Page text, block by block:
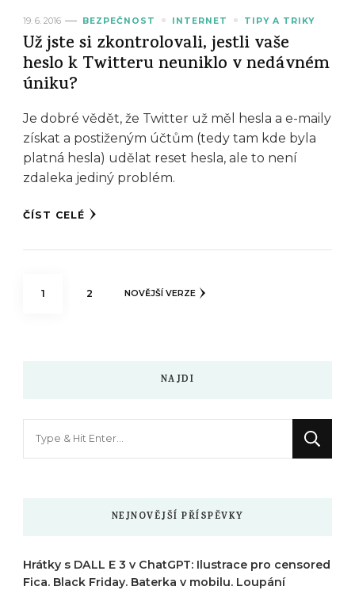
19. 6. 2016 BEZPEČNOST INTERNET TIPY A TRIKY
Už jste si zkontrolovali, jestli vaše
heslo k Twitteru neuniklo v nedávném
úniku?
Je dobré vědět, že Twitter už měl hesla a e-maily
získat a postiženým účtům (tedy tam kde byla
platná hesla) udělat reset hesla, ale to není
zdaleka jediný problém.
ČÍST CELÉ
Stránkování
STRÁNKA
1 STRÁNKA
2 NOVĚJŠÍ VERZE
NAJDI
NEJNOVĚJŠÍ PŘÍSPĚVKY
Hrátky s DALL E 3 v ChatGPT: Ilustrace pro censored
Fica. Black Friday. Baterka v mobilu. Loupání